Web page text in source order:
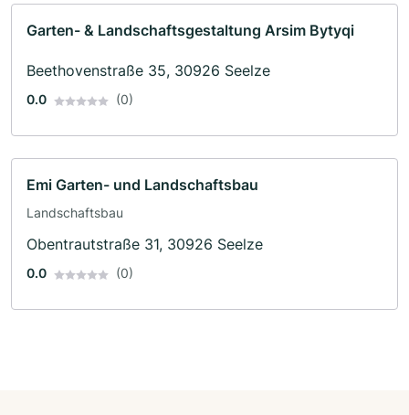
Garten- & Landschaftsgestaltung Arsim Bytyqi
Beethovenstraße 35, 30926 Seelze
0.0 (0)
Emi Garten- und Landschaftsbau
Landschaftsbau
Obentrautstraße 31, 30926 Seelze
0.0 (0)